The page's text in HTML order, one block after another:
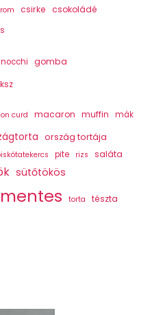
csirke csokoládé
gomba
curd macaron muffin mák
ország tortája
pite rizs saláta
sütőtökös
torta tészta